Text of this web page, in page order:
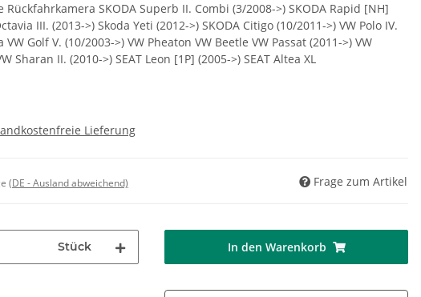
Rückfahrkamera SKODA Superb II. Combi (3/2008->) SKODA Rapid [NH]
III. (2013->) Skoda Yeti (2012->) SKODA Citigo (10/2011->) VW Polo IV.
VW Golf V. (10/2003->) VW Pheaton VW Beetle VW Passat (2011->) VW
Sharan II. (2010->) SEAT Leon [1P] (2005->) SEAT Altea XL
Lieferung
(DE - Ausland abweichend) Frage zum Artikel
Stück In den Warenkorb